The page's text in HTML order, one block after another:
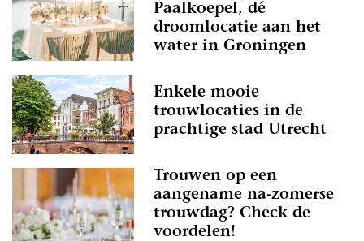
Paalkoepel, dé
droomlocatie aan het
water in Groningen
Enkele mooie
trouwlocaties in de
prachtige stad Utrecht
Trouwen op een
aangename na-zomerse
trouwdag? Check de
voordelen!